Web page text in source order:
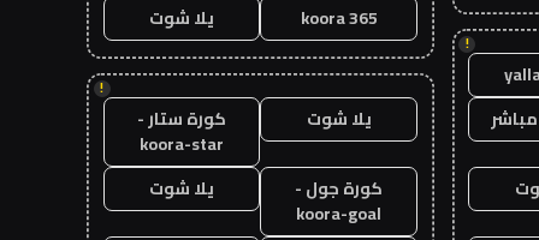
!
koora 365
يلا شوت
!
يلا شوت
كورة ستار -
koora-star
كورة جول -
koora-goal
يلا شوت